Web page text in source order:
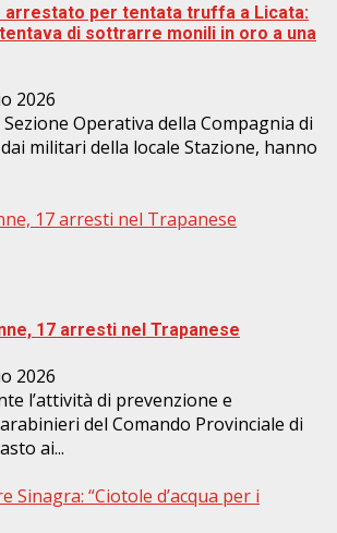
arrestato per tentata truffa a Licata:
di sottrarre monili in oro a una
2026
Operativa della Compagnia di
militari della locale Stazione, hanno
17 arresti nel Trapanese
17 arresti nel Trapanese
2026
l’attività di prevenzione e
del Comando Provinciale di
ai...
Sinagra: “Ciotole d’acqua per i